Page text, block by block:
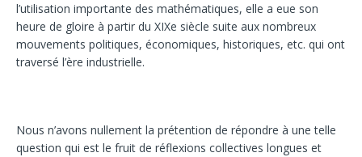
l’utilisation importante des mathématiques, elle a eue son
heure de gloire à partir du XIXe siècle suite aux nombreux
mouvements politiques, économiques, historiques, etc. qui ont
traversé l’ère industrielle.
Nous n’avons nullement la prétention de répondre à une telle
question qui est le fruit de réflexions collectives longues et